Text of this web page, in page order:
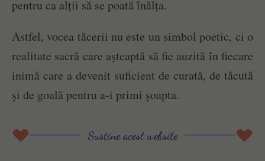
pentru ca alții să se poată înălța.
Astfel, vocea tăcerii nu este un simbol poetic, ci o
realitate sacră care așteaptă să fie auzită în fiecare
inimă care a devenit suficient de curată, de tăcută
și de goală pentru a-i primi șoapta.
Susține acest website